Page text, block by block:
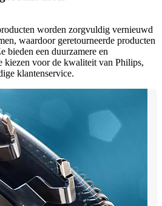
worden zorgvuldig vernieuwd
waardoor geretourneerde producten
bieden een duurzamere en
kiezen voor de kwaliteit van Philips,
klantenservice.